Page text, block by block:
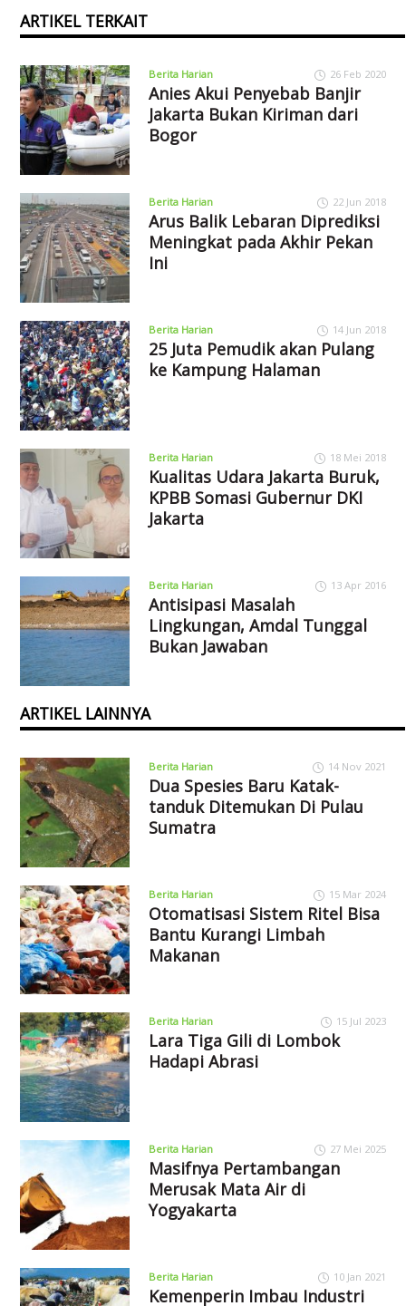
ARTIKEL TERKAIT
Berita Harian 26 Feb 2020
Anies Akui Penyebab Banjir
Jakarta Bukan Kiriman dari
Bogor
Berita Harian 22 Jun 2018
Arus Balik Lebaran Diprediksi
Meningkat pada Akhir Pekan
Ini
Berita Harian 14 Jun 2018
25 Juta Pemudik akan Pulang
ke Kampung Halaman
Berita Harian 18 Mei 2018
Kualitas Udara Jakarta Buruk,
KPBB Somasi Gubernur DKI
Jakarta
Berita Harian 13 Apr 2016
Antisipasi Masalah
Lingkungan, Amdal Tunggal
Bukan Jawaban
ARTIKEL LAINNYA
Berita Harian 14 Nov 2021
Dua Spesies Baru Katak-
tanduk Ditemukan Di Pulau
Sumatra
Berita Harian 15 Mar 2024
Otomatisasi Sistem Ritel Bisa
Bantu Kurangi Limbah
Makanan
Berita Harian 15 Jul 2023
Lara Tiga Gili di Lombok
Hadapi Abrasi
Berita Harian 27 Mei 2025
Masifnya Pertambangan
Merusak Mata Air di
Yogyakarta
Berita Harian 10 Jan 2021
Kemenperin Imbau Industri